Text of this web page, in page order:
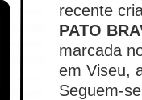
recente
PATO
marcada
em Viseu,
Seguem-